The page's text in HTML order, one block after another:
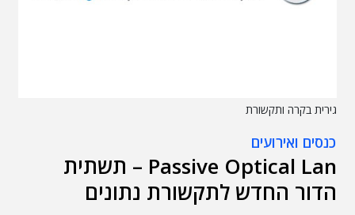
גירית בקרה ותקשורת
כנסים ואירועים
Passive Optical Lan – תשתית
הדור החדש לתקשורת נתונים